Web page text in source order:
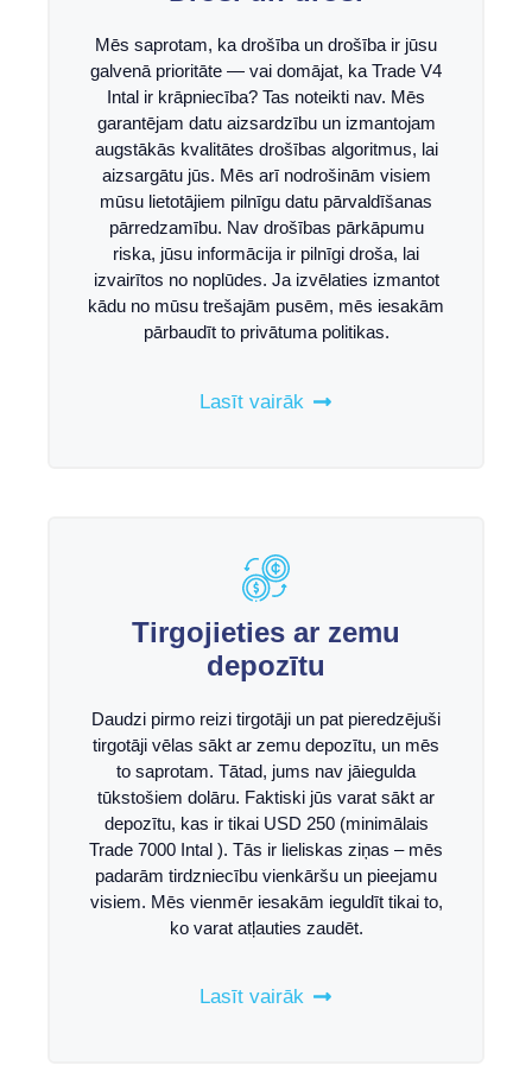
Mēs saprotam, ka drošība un drošība ir jūsu
galvenā prioritāte — vai domājat, ka Trade V4
Intal ir krāpniecība? Tas noteikti nav. Mēs
garantējam datu aizsardzību un izmantojam
augstākās kvalitātes drošības algoritmus, lai
aizsargātu jūs. Mēs arī nodrošinām visiem
mūsu lietotājiem pilnīgu datu pārvaldīšanas
pārredzamību. Nav drošības pārkāpumu
riska, jūsu informācija ir pilnīgi droša, lai
izvairītos no noplūdes. Ja izvēlaties izmantot
kādu no mūsu trešajām pusēm, mēs iesakām
pārbaudīt to privātuma politikas.
Lasīt vairāk
Tirgojieties ar zemu
depozītu
Daudzi pirmo reizi tirgotāji un pat pieredzējuši
tirgotāji vēlas sākt ar zemu depozītu, un mēs
to saprotam. Tātad, jums nav jāiegulda
tūkstošiem dolāru. Faktiski jūs varat sākt ar
depozītu, kas ir tikai USD 250 (minimālais
Trade 7000 Intal ). Tās ir lieliskas ziņas – mēs
padarām tirdzniecību vienkāršu un pieejamu
visiem. Mēs vienmēr iesakām ieguldīt tikai to,
ko varat atļauties zaudēt.
Lasīt vairāk